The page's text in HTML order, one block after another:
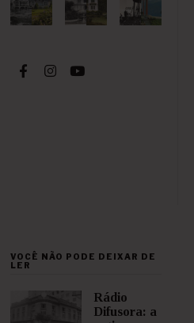
VOCÊ NÃO PODE DEIXAR DE
LER
Rádio
Difusora: a